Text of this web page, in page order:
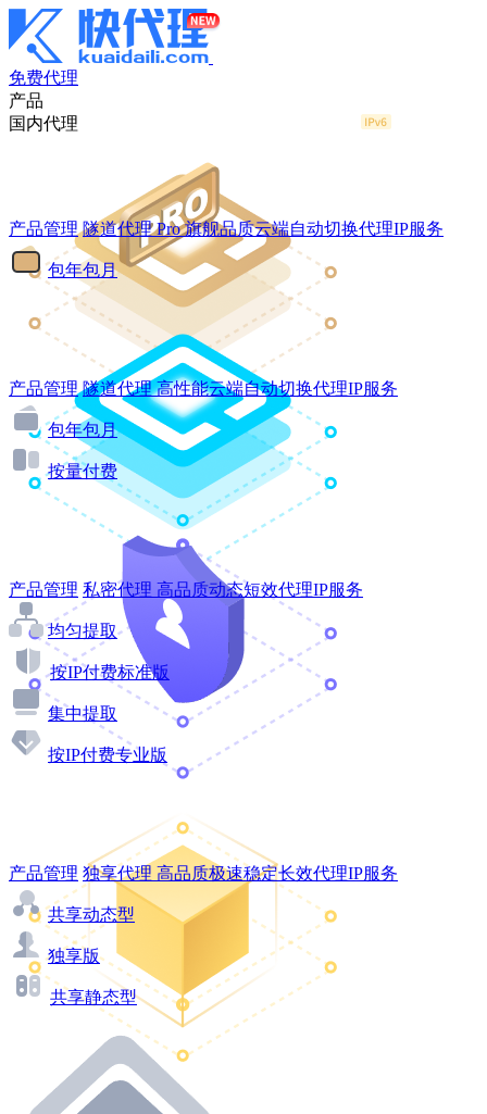
免费代理
产品
国内代理
产品管理 隧道代理Pro 旗舰品质云端自动切换代理IP服务
包年包月
产品管理 隧道代理 高性能云端自动切换代理IP服务
包年包月
按量付费
产品管理 私密代理 高品质动态短效代理IP服务
均匀提取
按IP付费标准版
集中提取
按IP付费专业版
产品管理 独享代理 高品质极速稳定长效代理IP服务
共享动态型
独享版
共享静态型